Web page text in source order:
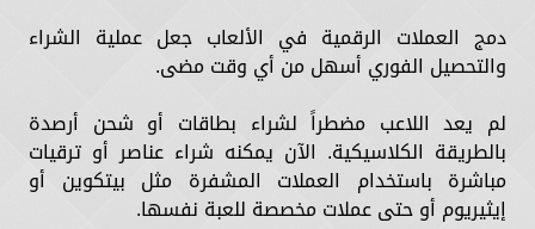
دمج العملات الرقمية في الألعاب جعل عملية الشراء
والتحصيل الفوري أسهل من أي وقت مضى.
لم يعد اللاعب مضطراً لشراء بطاقات أو شحن أرصدة
بالطريقة الكلاسيكية. الآن يمكنه شراء عناصر أو ترقيات
مباشرة باستخدام العملات المشفرة مثل بيتكوين أو
إيثيريوم أو حتى عملات مخصصة للعبة نفسها.